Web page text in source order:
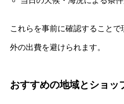
これらを事前に確認すること
外の出費を避けられます。
おすすめの地域とショッ